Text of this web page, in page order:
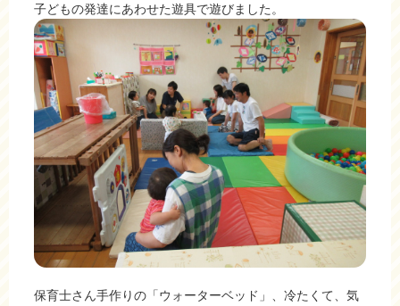
子どもの発達にあわせた遊具で遊びました。
保育士さん手作りの「ウォーターベッド」、冷たくて、気